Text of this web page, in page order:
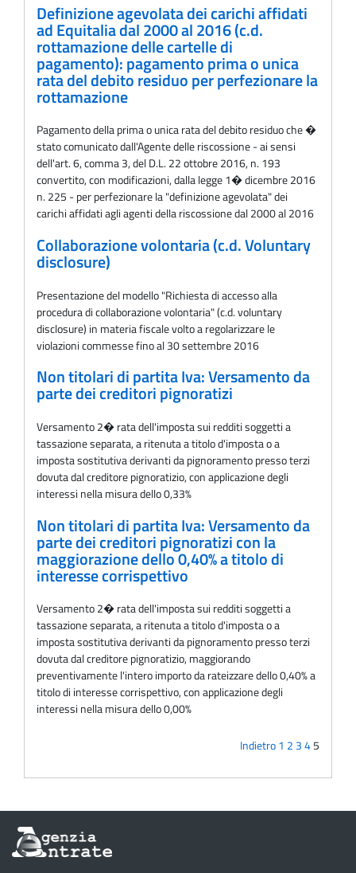
Definizione agevolata dei carichi affidati
ad Equitalia dal 2000 al 2016 (c.d.
rottamazione delle cartelle di
pagamento): pagamento prima o unica
rata del debito residuo per perfezionare la
rottamazione
Pagamento della prima o unica rata del debito residuo che �
stato comunicato dall'Agente delle riscossione - ai sensi
dell'art. 6, comma 3, del D.L. 22 ottobre 2016, n. 193
convertito, con modificazioni, dalla legge 1� dicembre 2016
n. 225 - per perfezionare la "definizione agevolata" dei
carichi affidati agli agenti della riscossione dal 2000 al 2016
Collaborazione volontaria (c.d. Voluntary
disclosure)
Presentazione del modello "Richiesta di accesso alla
procedura di collaborazione volontaria" (c.d. voluntary
disclosure) in materia fiscale volto a regolarizzare le
violazioni commesse fino al 30 settembre 2016
Non titolari di partita Iva: Versamento da
parte dei creditori pignoratizi
Versamento 2� rata dell'imposta sui redditi soggetti a
tassazione separata, a ritenuta a titolo d'imposta o a
imposta sostitutiva derivanti da pignoramento presso terzi
dovuta dal creditore pignoratizio, con applicazione degli
interessi nella misura dello 0,33%
Non titolari di partita Iva: Versamento da
parte dei creditori pignoratizi con la
maggiorazione dello 0,40% a titolo di
interesse corrispettivo
Versamento 2� rata dell'imposta sui redditi soggetti a
tassazione separata, a ritenuta a titolo d'imposta o a
imposta sostitutiva derivanti da pignoramento presso terzi
dovuta dal creditore pignoratizio, maggiorando
preventivamente l'intero importo da rateizzare dello 0,40% a
titolo di interesse corrispettivo, con applicazione degli
interessi nella misura dello 0,00%
Indietro1 2 345
Informazioni
sul